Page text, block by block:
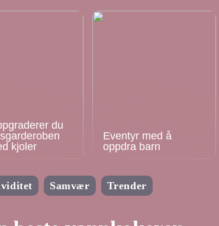
du
kjoler
Eventyr med å
oppdra barn
Samvær Trender